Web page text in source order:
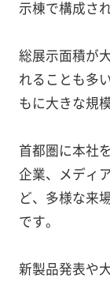
示棟で構成さ
総展示面積が
れることも多
もに大きな規
首都圏に本社
企業、メディ
ど、多様な来
です。
新製品発表や